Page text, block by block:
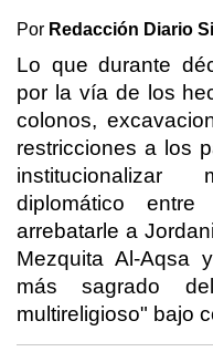
Por Redacción Diario
Lo que durante
por la vía de los
colonos,
restricciones a los
diplomático
arrebatarle a
Mezquita Al-Aqsa
más sagrado
multireligioso" bajo